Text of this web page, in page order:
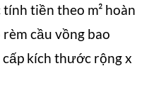
tiền theo m² hoàn
cầu vồng bao
kích thước rộng x